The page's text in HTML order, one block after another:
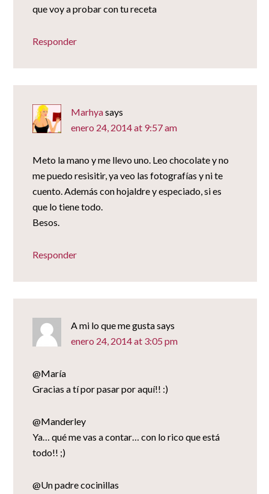
que voy a probar con tu receta
Responder
Marhyasays
enero 24, 2014 at 9:57 am
Meto la mano y me llevo uno. Leo chocolate y no
me puedo resisitir, ya veo las fotografías y ni te
cuento. Además con hojaldre y especiado, si es
que lo tiene todo.
Besos.
Responder
A mi lo que me gustasays
enero 24, 2014 at 3:05 pm
@María
Gracias a tí por pasar por aquí!! :)
@Manderley
Ya… qué me vas a contar… con lo rico que está
todo!! ;)
@Un padre cocinillas